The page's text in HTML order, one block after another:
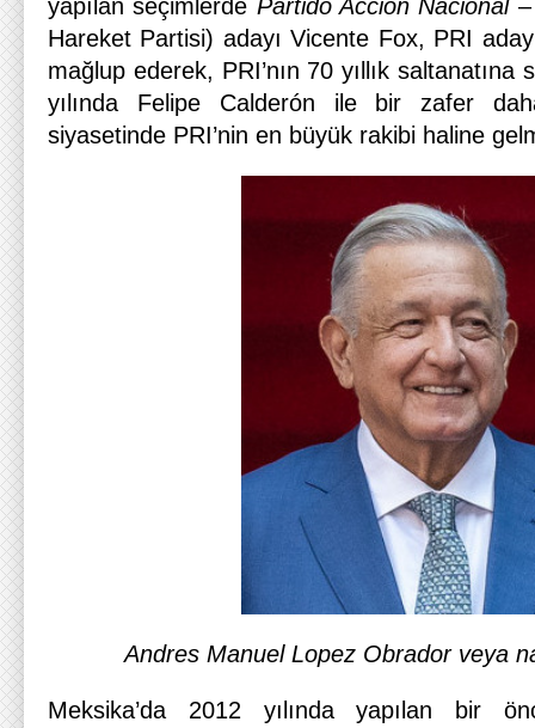
yapılan seçimlerde Partido Accion Nacional–
Hareket Partisi) adayı Vicente Fox, PRI
mağlup ederek, PRI’nın 70 yıllık
yılında Felipe Calderón ile bir zafer
siyasetinde PRI’nin en büyük rakibi haline
Andres Manuel Lopez Obrador veya
Meksika’da 2012 yılında yapılan bir